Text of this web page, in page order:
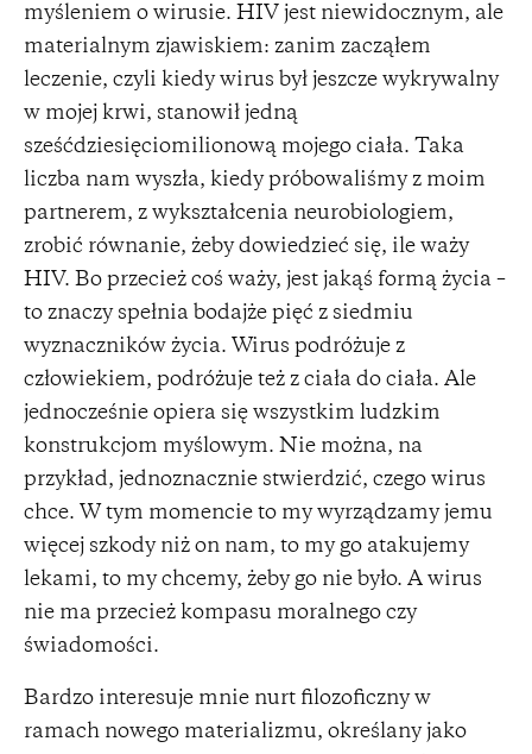
myśleniem o wirusie. HIV jest niewidocznym, ale
materialnym zjawiskiem: zanim zacząłem
leczenie, czyli kiedy wirus był jeszcze wykrywalny
w mojej krwi, stanowił jedną
sześćdziesięciomilionową mojego ciała. Taka
liczba nam wyszła, kiedy próbowaliśmy z moim
partnerem, z wykształcenia neurobiologiem,
zrobić równanie, żeby dowiedzieć się, ile waży
HIV. Bo przecież coś waży, jest jakąś formą życia –
to znaczy spełnia bodajże pięć z siedmiu
wyznaczników życia. Wirus podróżuje z
człowiekiem, podróżuje też z ciała do ciała. Ale
jednocześnie opiera się wszystkim ludzkim
konstrukcjom myślowym. Nie można, na
przykład, jednoznacznie stwierdzić, czego wirus
chce. W tym momencie to my wyrządzamy jemu
więcej szkody niż on nam, to my go atakujemy
lekami, to my chcemy, żeby go nie było. A wirus
nie ma przecież kompasu moralnego czy
świadomości.
Bardzo interesuje mnie nurt filozoficzny w
ramach nowego materializmu, określany jako